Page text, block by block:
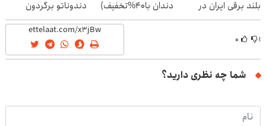
بلند برقی ایران در
باشگاه انقلاب
دندان با40%تخفیف)
دندوناتو برگردون
(40%off)
۱ ۰
شما چه نظری دارید؟